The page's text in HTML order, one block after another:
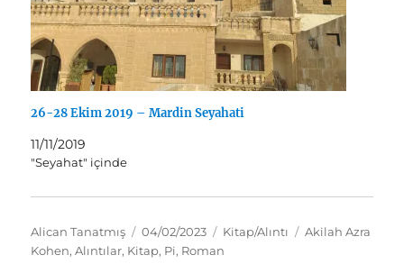
26-28 Ekim 2019 – Mardin Seyahati
11/11/2019
"Seyahat" içinde
Yazar
Alican Tanatmış
Yayın
tarihi
04/02/2023 Kategoriler
Kitap/Alıntı Etiketler
Akilah Azra
Kohen,Alıntılar, Kitap, Pi, Roman